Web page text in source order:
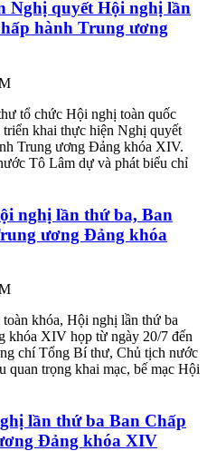
Nghị quyết Hội nghị lần
hành Trung ương
tổ chức Hội nghị toàn quốc
khai thực hiện Nghị quyết
Trung ương Đảng khóa XIV.
Tô Lâm dự và phát biểu chỉ
nghị lần thứ ba, Ban
ương Đảng khóa
khóa, Hội nghị lần thứ ba
khóa XIV họp từ ngày 20/7 đến
chí Tổng Bí thư, Chủ tịch nước
quan trọng khai mạc, bế mạc Hội
lần thứ ba Ban Chấp
Đảng khóa XIV